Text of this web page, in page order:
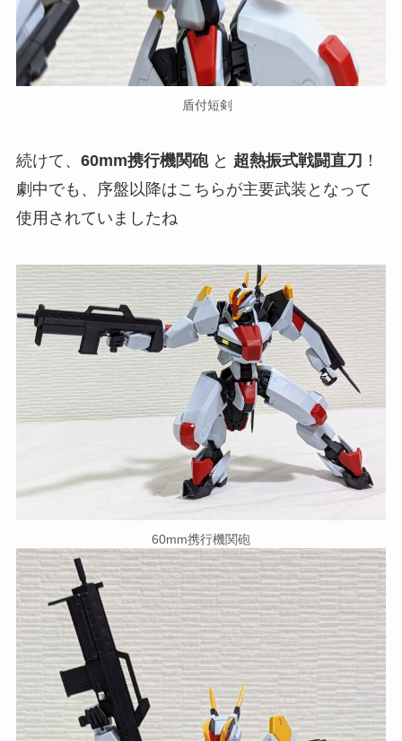
盾付短剣
続けて、 60mm携行機関砲と 超熱振式戦闘直刀 ！
劇中でも、序盤以降はこちらが主要武装となって
使用されていましたね
60mm携行機関砲